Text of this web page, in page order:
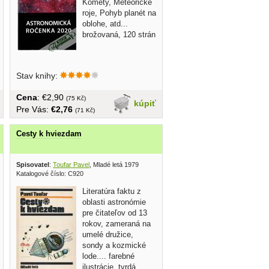
Kométy, Meteorické
roje, Pohyb planét na
oblohe, atd...
brožovaná, 120 strán
Stav knihy:
kúpiť
Cena: €2,90 (75 Kč)
Pre Vás: €2,76 (71 Kč)
Cesty k hviezdam
Spisovatel: Toufar Pavel , Mladé letá 1979
Katalogové číslo: C920
Literatúra faktu z
oblasti astronómie
pre čitateľov od 13
rokov, zameraná na
umelé družice,
sondy a kozmické
lode.... farebné
ilustrácie, tvrdá